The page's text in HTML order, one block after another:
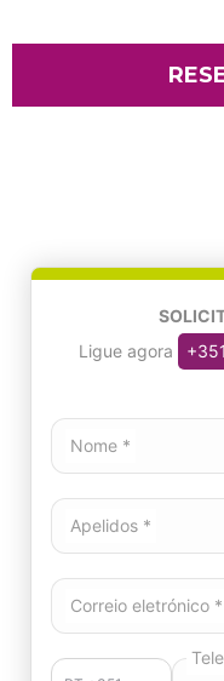
Ligue agora
Nome *
Apelidos *
Correio eletrónico *